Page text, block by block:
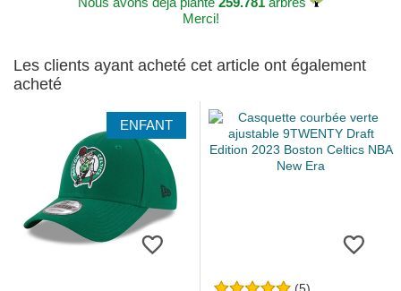
Merci!
Les clients ayant acheté cet article ont également
acheté
ENFANT